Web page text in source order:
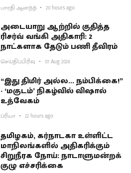
பாரதி ஆனந்த் 20 hours ago
அடையாறு ஆற்றில் குதித்த
ரிசர்வ் வங்கி அதிகாரி: 2
நாட்களாக தேடும் பணி தீவிரம்
செய்திப்பிரிவு 07 Aug 2026
“இது திமிர் அல்ல... நம்பிக்கை!”
- ‘மகுடம்’ நிகழ்வில் விஷால்
உத்வேகம்
ப்ரியா 22 hours ago
தமிழகம், கர்நாடகா உள்ளிட்ட
மாநிலங்களில் அதிகரிக்கும்
சிறுநீரக நோய்: நாடாளுமன்றக்
குழு எச்சரிக்கை